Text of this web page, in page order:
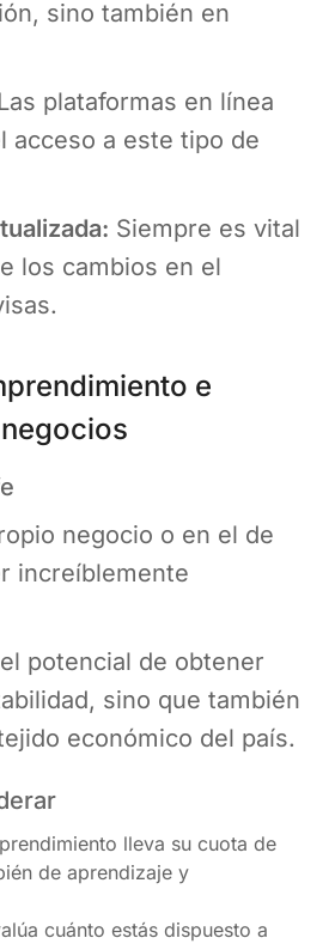
sino también en
plataformas en línea
acceso a este tipo de
Siempre es vital
los cambios en el
e
negocio o en el de
increíblemente
potencial de obtener
sino que también
económico del país.
lleva su cuota de
de aprendizaje y
cuánto estás dispuesto a